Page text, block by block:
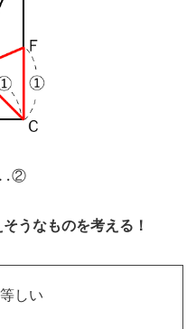
②
うなものを考える！
しい